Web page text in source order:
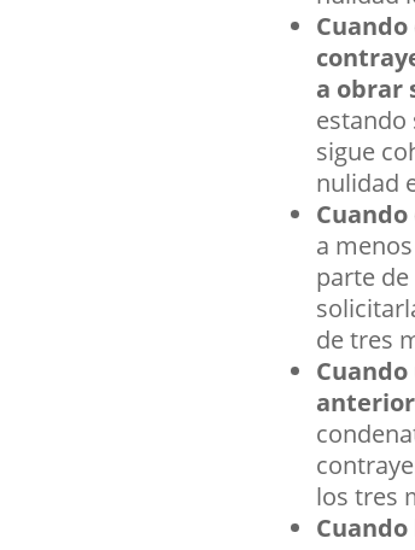
a obrar
estando
sigue
nulidad
a
parte
de tres
anterior
los tres